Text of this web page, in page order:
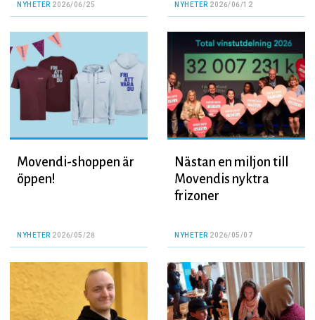
NYHETER 2026/06/25 NYHETER 2026/06/12
Movendi-shoppen är
öppen!
NYHETER 2026/05/28
Nästan en miljon till
Movendis nyktra
frizoner
NYHETER 2026/05/07